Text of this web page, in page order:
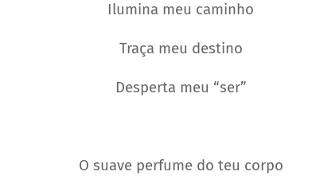
Ilumina meu caminho
Traça meu destino
Desperta meu “ser”
O suave perfume do teu corpo